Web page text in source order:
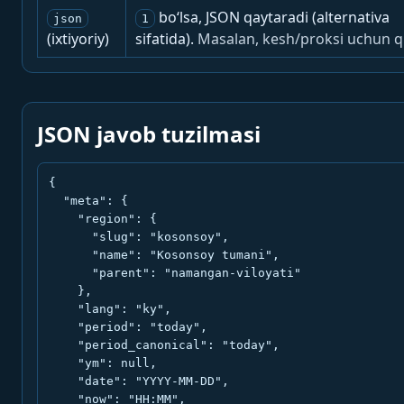
json
(ixtiyoriy)
1
bo‘lsa, JSON qaytaradi (alternativa
sifatida). Masalan, kesh/proksi uchun
JSON javob tuzilmasi
{
  "meta": {
    "region": {
      "slug": "kosonsoy",
      "name": "Kosonsoy tumani",
      "parent": "namangan-viloyati"
    },
    "lang": "ky",
    "period": "today",
    "period_canonical": "today",
    "ym": null,
    "date": "YYYY-MM-DD",
    "now": "HH:MM",